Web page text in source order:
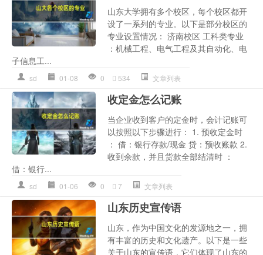
山东大学拥有多个校区，每个校区都开
设了一系列的专业。以下是部分校区的
专业设置情况： 济南校区 工科类专业
：机械工程、电气工程及其自动化、电
子信息工...
sd 01-08 0 534 文章列表
收定金怎么记账
当企业收到客户的定金时，会计记账可
以按照以下步骤进行： 1. 预收定金时
： 借：银行存款/现金 贷：预收账款 2.
收到余款，并且货款全部结清时 ：
借：银行...
sd 01-06 0 7 文章列表
山东历史宣传语
山东，作为中国文化的发源地之一，拥
有丰富的历史和文化遗产。以下是一些
关于山东的宣传语，它们体现了山东的